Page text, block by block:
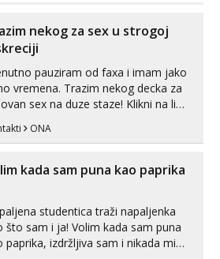
nekog za sex u strogoj
pauziram od faxa i imam jako
vremena. Trazim nekog decka za
sex na duze staze! Klikni na link
ONA
kada sam puna kao paprika
studentica traži napaljenka
što sam i ja! Volim kada sam puna
paprika, izdržljiva sam i nikada mi